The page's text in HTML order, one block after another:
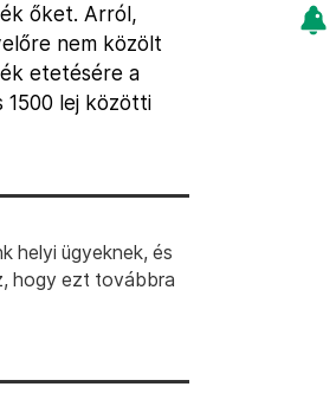
őket. Arról,
nem közölt
etetésére a
lej közötti
helyi ügyeknek, és
hogy ezt továbbra